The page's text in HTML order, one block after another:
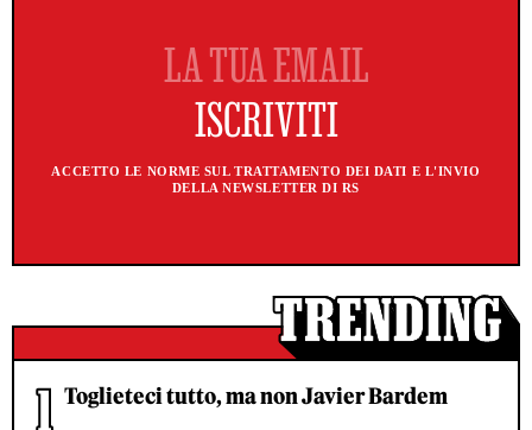
ACCETTO LE NORME SUL TRATTAMENTO DEI DATI E L'INVIO
DELLA NEWSLETTER DI RS
Toglieteci tutto, ma non Javier Bardem